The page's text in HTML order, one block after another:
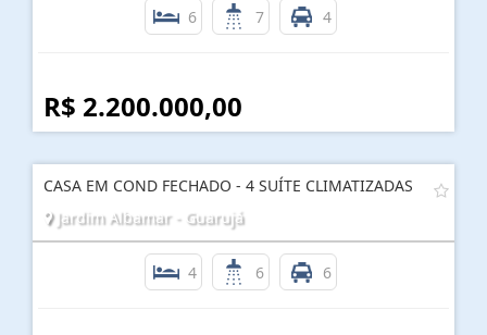
6 7 4
R$ 2.200.000,00
CASA EM COND FECHADO - 4 SUÍTE CLIMATIZADAS
Jardim Albamar - Guarujá
4 6 6